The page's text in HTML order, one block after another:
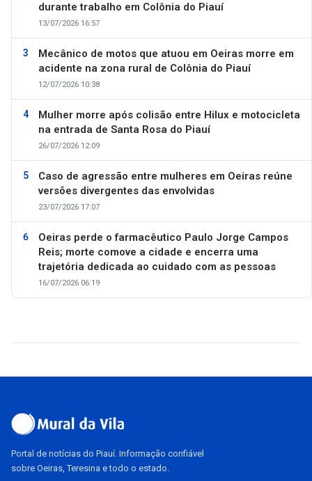
durante trabalho em Colônia do Piauí
13/07/2026 16:57
Mecânico de motos que atuou em Oeiras morre em
acidente na zona rural de Colônia do Piauí
12/07/2026 10:38
Mulher morre após colisão entre Hilux e motocicleta
na entrada de Santa Rosa do Piauí
26/07/2026 12:09
Caso de agressão entre mulheres em Oeiras reúne
versões divergentes das envolvidas
23/07/2026 17:07
Oeiras perde o farmacêutico Paulo Jorge Campos
Reis; morte comove a cidade e encerra uma
trajetória dedicada ao cuidado com as pessoas
16/07/2026 06:19
Portal de notícias do Piauí. Informação confiável
sobre Oeiras, Teresina e todo o estado.